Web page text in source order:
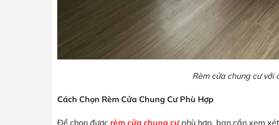
Rèm cửa chung cư
Cách Chọn Rèm Cửa Chung Cư Phù Hợp
Để chọn được rèm cửa chung cưphù hợp, bạn cần xem